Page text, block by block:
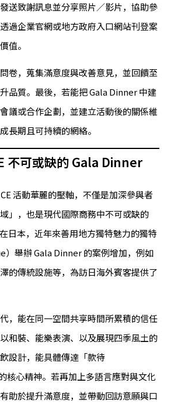
送致謝訊息並分享照片／影片，協助參
過企業官網或地方政府入口網站刊登案
值。
卷，蒐集滿意度與改善意見，並回饋至
品質。最後，若能把 Gala Dinner 中建
議或合作企劃，並建立活動後的關係維
長期且可持續的網絡。
不可或缺的 Gala Dinner
活動華麗的壓軸，不僅是加深參與者
」，也是現代國際商務中不可或缺的
日本，近年來善用地方獨特魅力的獨特
）舉辦 Gala Dinner 的案例增加，例如
的傳統設施等，為訪日海外賓客提供了
，能在同一空間共享時間所累積的信任
和裝、能樂表演、以及展現四季風土的
設計，能具體傳達「款待
核心精神。若再加上多語言應對與文化
助於提升滿意度，並帶動回訪意願與口